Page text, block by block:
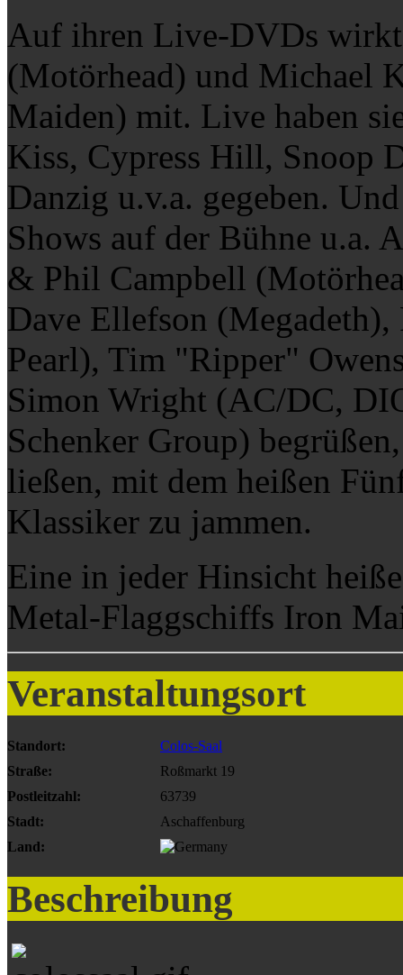
Auf ihren Live-DVDs
(Motörhead) und Michael
Maiden) mit. Live haben
Kiss, Cypress Hill, Snoop
Danzig u.v.a. gegeben.
Shows auf der Bühne u.a.
& Phil Campbell
Dave Ellefson
Pearl), Tim "Ripper"
Simon Wright (AC/DC,
Schenker Group)
ließen, mit dem heißen
Klassiker zu jammen.
Eine in jeder Hinsicht
Metal-Flaggschiffs Iron
Veranstaltungsort
Standort:
Colos-Saal
Straße:
Roßmarkt 19
Postleitzahl:
63739
Stadt:
Aschaffenburg
Land:
Beschreibung